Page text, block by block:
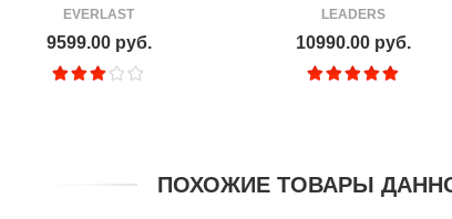
EVERLAST
9599.00 руб.
LEADERS
10990.00 руб.
ПОХОЖИЕ ТОВАРЫ